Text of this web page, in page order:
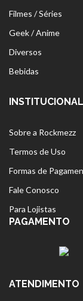
Filmes / Séries
Geek / Anime
Diversos
Bebidas
INSTITUCIONAL
Sobre a Rockmezz
Termos de Uso
Formas de
Fale Conosco
Para Lojistas
PAGAMENTO
ATENDIMENTO